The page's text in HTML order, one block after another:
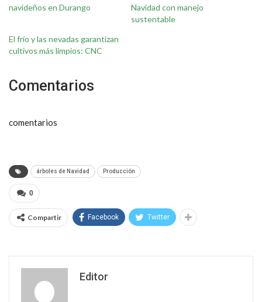
navideños en Durango
Navidad con manejo
sustentable
El frío y las nevadas garantizan
cultivos más limpios: CNC
Comentarios
comentarios
árboles de Navidad Producción
0
Compartir Facebook Twitter
Editor